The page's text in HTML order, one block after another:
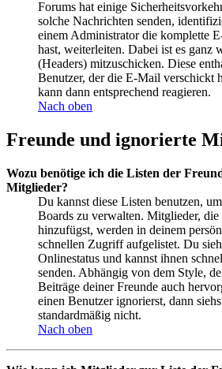
Forums hat einige
solche Nachrichten senden,
einem Administrator die komplette
hast, weiterleiten. Dabei ist es ganz
(Headers) mitzuschicken. Diese
Benutzer, der die E-Mail verschickt
kann dann entsprechend reagieren.
Nach oben
Freunde und ignorierte
Wozu benötige ich die Listen der
Mitglieder?
Du kannst diese Listen benutzen,
Boards zu verwalten. Mitglieder, die
hinzufügst, werden in deinem
schnellen Zugriff aufgelistet. Du
Onlinestatus und kannst ihnen
senden. Abhängig von dem Style,
Beiträge deiner Freunde auch
einen Benutzer ignorierst, dann
standardmäßig nicht.
Nach oben